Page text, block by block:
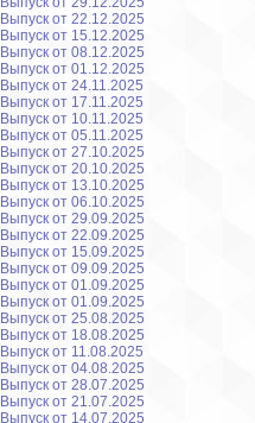
Выпуск от 22.12.2025
Выпуск от 15.12.2025
Выпуск от 08.12.2025
Выпуск от 01.12.2025
Выпуск от 24.11.2025
Выпуск от 17.11.2025
Выпуск от 10.11.2025
Выпуск от 05.11.2025
Выпуск от 27.10.2025
Выпуск от 20.10.2025
Выпуск от 13.10.2025
Выпуск от 06.10.2025
Выпуск от 29.09.2025
Выпуск от 22.09.2025
Выпуск от 15.09.2025
Выпуск от 09.09.2025
Выпуск от 01.09.2025
Выпуск от 01.09.2025
Выпуск от 25.08.2025
Выпуск от 18.08.2025
Выпуск от 11.08.2025
Выпуск от 04.08.2025
Выпуск от 28.07.2025
Выпуск от 21.07.2025
Выпуск от 14.07.2025